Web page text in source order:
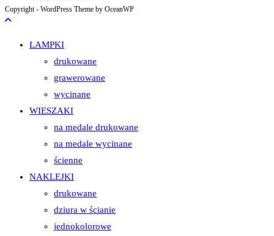
Copyright - WordPress Theme by OceanWP
LAMPKI
drukowane
grawerowane
wycinane
WIESZAKI
na medale drukowane
na medale wycinane
ścienne
NAKLEJKI
drukowane
dziura w ścianie
jednokolorowe